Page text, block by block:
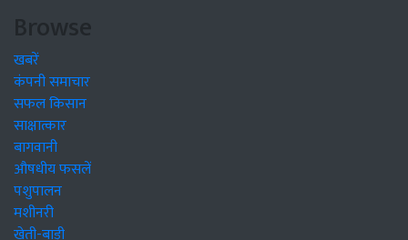
Browse
खबरें
कंपनी समाचार
सफल किसान
साक्षात्कार
बागवानी
औषधीय फसलें
पशुपालन
मशीनरी
खेती-बाड़ी